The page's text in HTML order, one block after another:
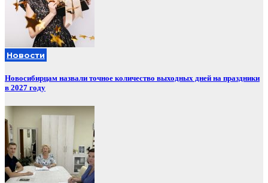
Новости
Новосибирцам назвали точное количество выходных дней на праздники
в 2027 году